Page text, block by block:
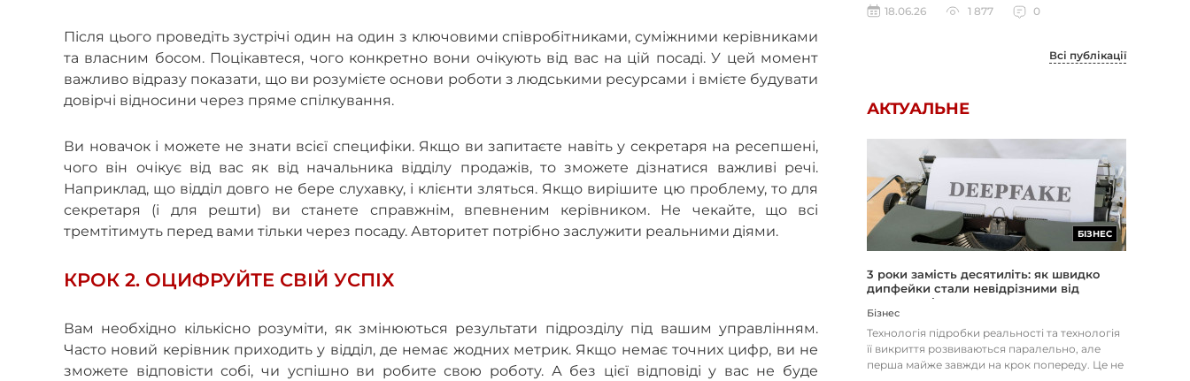
Після цього проведіть зустрічі один на один з ключовими співробітниками, суміжними керівниками
та власним босом. Поцікавтеся, чого конкретно вони очікують від вас на цій посаді. У цей момент
важливо відразу показати, що ви розумієте основи роботи з людськими ресурсами і вмієте будувати
довірчі відносини через пряме спілкування.
Ви новачок і можете не знати всієї специфіки. Якщо ви запитаєте навіть у секретаря на ресепшені,
чого він очікує від вас як від начальника відділу продажів, то зможете дізнатися важливі речі.
Наприклад, що відділ довго не бере слухавку, і клієнти зляться. Якщо вирішите цю проблему, то для
секретаря (і для решти) ви станете справжнім, впевненим керівником. Не чекайте, що всі
тремтітимуть перед вами тільки через посаду. Авторитет потрібно заслужити реальними діями.
КРОК 2. ОЦИФРУЙТЕ СВІЙ УСПІХ
Вам необхідно кількісно розуміти, як змінюються результати підрозділу під вашим управлінням.
Часто новий керівник приходить у відділ, де немає жодних метрик. Якщо немає точних цифр, ви не
зможете відповісти собі, чи успішно ви робите свою роботу. А без цієї відповіді у вас не буде
18.06.26
1 877 0
Всі публікації
АКТУАЛЬНЕ
БІЗНЕС
3 роки замість десятиліть: як швидко
дипфейки стали невідрізними від
реальності
Бізнес
Технологія підробки реальності та технологія
її викриття розвиваються паралельно, але
перша майже завжди на крок попереду. Це не